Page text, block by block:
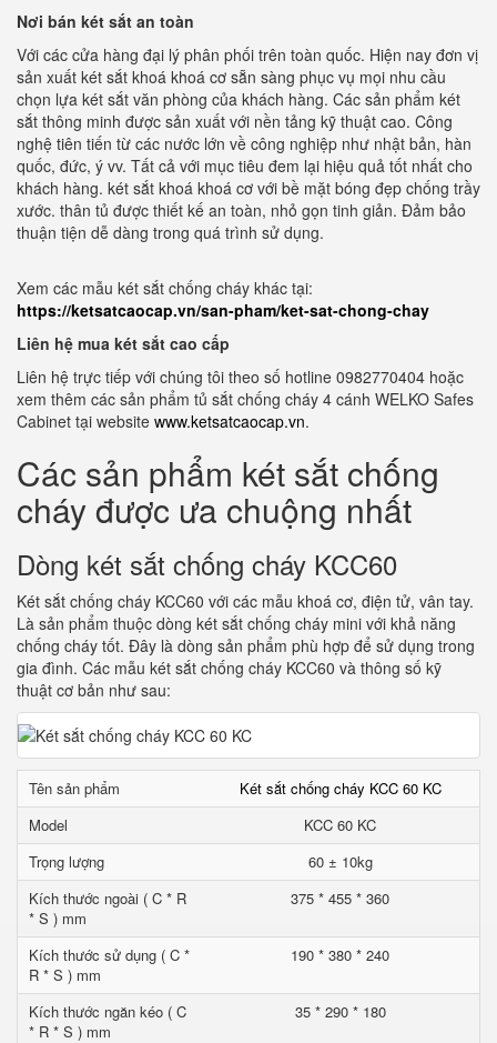
Nơi bán két sắt an toàn
Với các cửa hàng đại lý phân phối trên toàn quốc. Hiện nay đơn vị
sản xuất két sắt khoá khoá cơ sẵn sàng phục vụ mọi nhu cầu
chọn lựa két sắt văn phòng của khách hàng. Các sản phẩm két
sắt thông minh được sản xuất với nền tảng kỹ thuật cao. Công
nghệ tiên tiến từ các nước lớn về công nghiệp như nhật bản, hàn
quốc, đức, ý vv. Tất cả với mục tiêu đem lại hiệu quả tốt nhất cho
khách hàng. két sắt khoá khoá cơ với bề mặt bóng đẹp chống trầy
xước. thân tủ được thiết kế an toàn, nhỏ gọn tinh giản. Đảm bảo
thuận tiện dễ dàng trong quá trình sử dụng.
Xem các mẫu két sắt chống cháy khác tại:
https://ketsatcaocap.vn/san-pham/ket-sat-chong-chay
Liên hệ mua két sắt cao cấp
Liên hệ trực tiếp với chúng tôi theo số hotline 0982770404 hoặc
xem thêm các sản phẩm tủ sắt chống cháy 4 cánh WELKO Safes
Cabinet tại website www.ketsatcaocap.vn.
Các sản phẩm két sắt chống
cháy được ưa chuộng nhất
Dòng két sắt chống cháy KCC60
Két sắt chống cháy KCC60 với các mẫu khoá cơ, điện tử, vân tay.
Là sản phẩm thuộc dòng két sắt chống cháy mini với khả năng
chống cháy tốt. Đây là dòng sản phẩm phù hợp để sử dụng trong
gia đình. Các mẫu két sắt chống cháy KCC60 và thông số kỹ
thuật cơ bản như sau:
Tên sản phẩm
Két sắt chống cháy KCC 60 KC
Model
KCC 60 KC
Trọng lượng
60 ± 10kg
Kích thước ngoài ( C * R
* S ) mm
375 * 455 * 360
Kích thước sử dụng ( C *
R * S ) mm
190 * 380 * 240
Kích thước ngăn kéo ( C
* R * S ) mm
35 * 290 * 180